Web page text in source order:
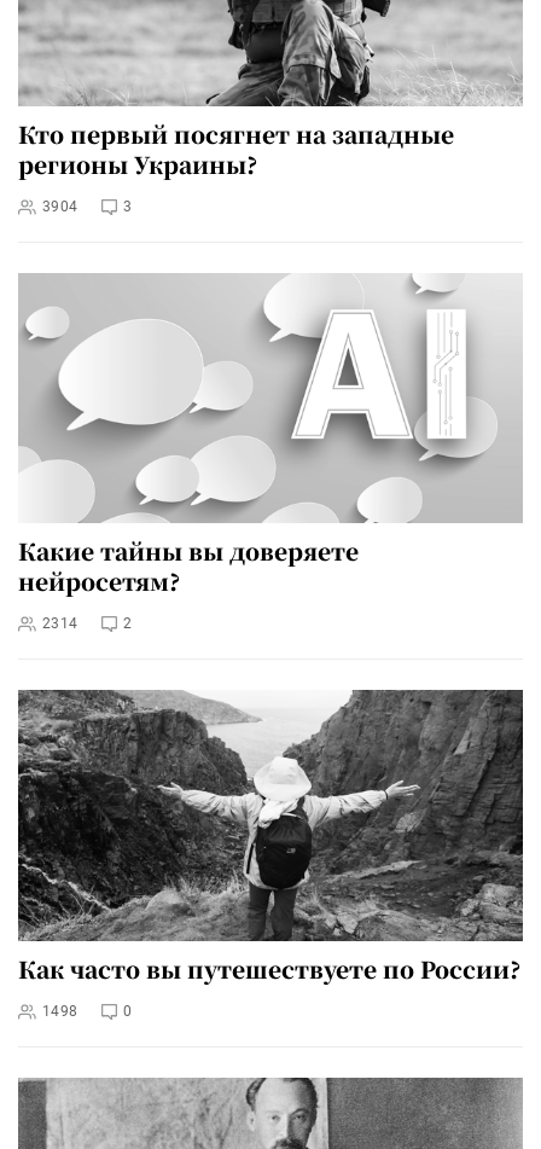
Кто первый посягнет на западные
регионы Украины?
3904 3
Какие тайны вы доверяете
нейросетям?
2314 2
Как часто вы путешествуете по России?
1498 0